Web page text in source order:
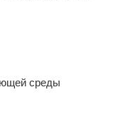
среды